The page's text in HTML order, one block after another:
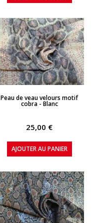
APERÇU RAPIDE
Peau de veau velours motif
cobra - Blanc
25,00 €
AJOUTER AU PANIER